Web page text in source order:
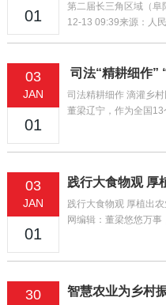
01
第二届长三角区域（阜
12-13 09:39来源：人
03
JAN
01
司法“精耕细作”
司法精耕细作 滴灌乡
董梁辽宁，作为全国
03
JAN
01
践行大食物观 厚
践行大食物观 厚植出
网编辑：董梁悠悠万
30 智慧农业为乡村